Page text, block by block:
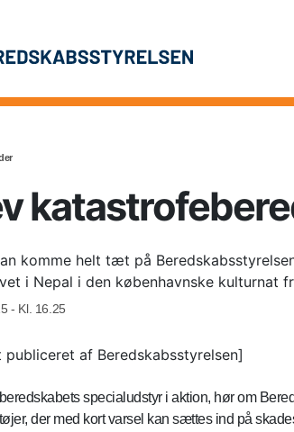
komme helt tæt på
i Nepal i den københavnske kulturnat
- Kl. 16.25
publiceret af Beredskabsstyrelsen]
specialudstyr i aktion, hør om
der med kort varsel kan sættes ind på